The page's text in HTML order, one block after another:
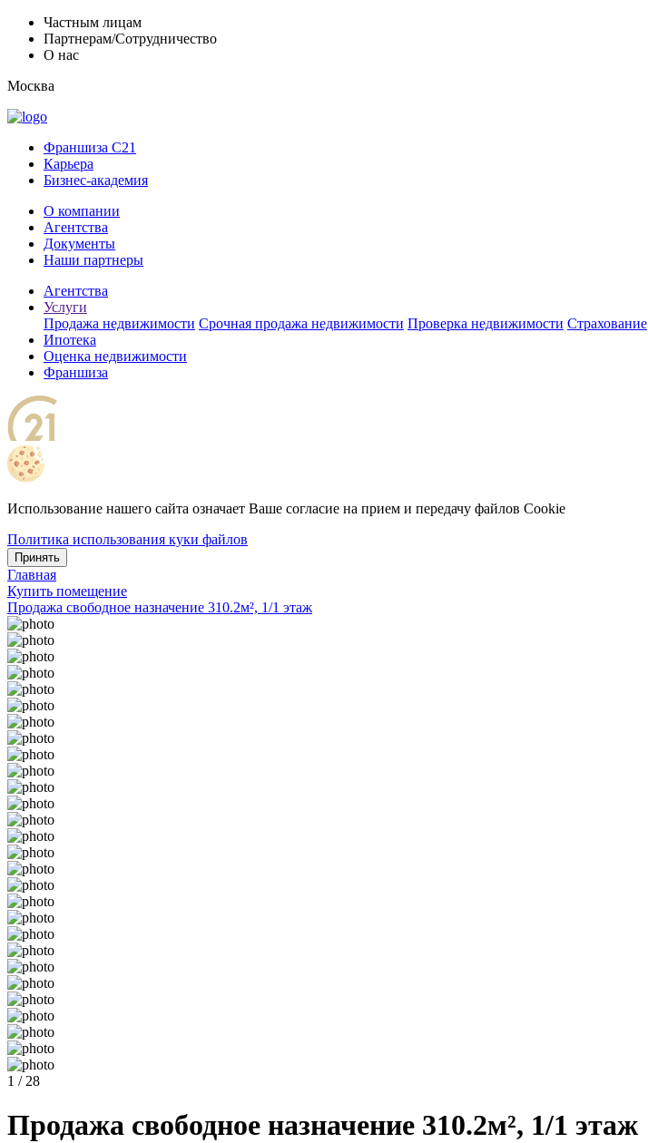
Частным лицам
Партнерам/Сотрудничество
О нас
Москва
Франшиза C21
Карьера
Бизнес-академия
О компании
Агентства
Документы
Наши партнеры
Агентства
Услуги
Продажа недвижимости Срочная продажа недвижимости Проверка недвижимости Страхование
Ипотека
Оценка недвижимости
Франшиза
Использование нашего сайта означает Ваше согласие на прием и передачу файлов Cookie
Политика использования куки файлов
Принять
Главная
Купить помещение
Продажа свободное назначение 310.2м², 1/1 этаж
1 / 28
Продажа свободное назначение 310.2м², 1/1 этаж